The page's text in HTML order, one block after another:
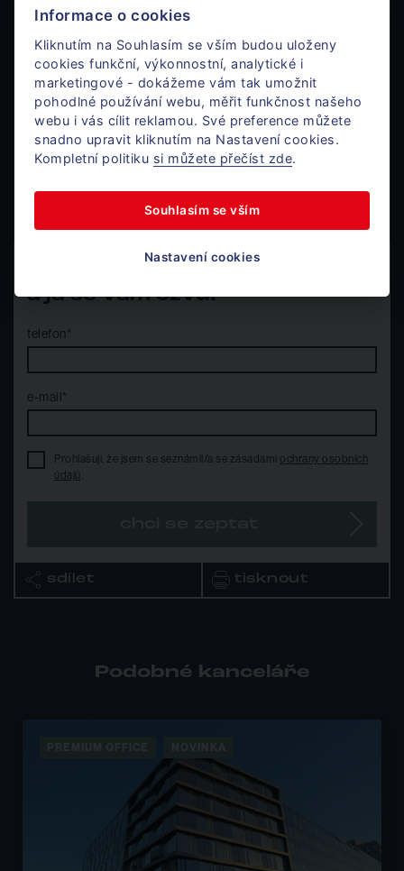
Mgr. Jan Dufek
Komerce
+420 724 405 366
jan@donajmu.cz
a já se vám ozvu.
telefon*
e-mail*
Prohlašuji, že jsem se seznámil/a se zásadami ochrany osobních
údajů
sdílet tisknout
Podobné kanceláře
Informace o cookies
Kliknutím na Souhlasím se vším budou uloženy
cookies funkční, výkonnostní, analytické i
marketingové - dokážeme vám tak umožnit
pohodlné používání webu, měřit funkčnost našeho
webu i vás cílit reklamou. Své preference můžete
snadno upravit kliknutím na Nastavení cookies.
Kompletní politiku si můžete přečíst zde.
Souhlasím se vším
Nastavení cookies